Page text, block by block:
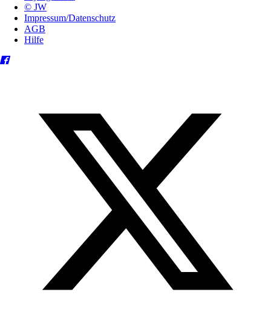
© JW
Impressum/Datenschutz
AGB
Hilfe